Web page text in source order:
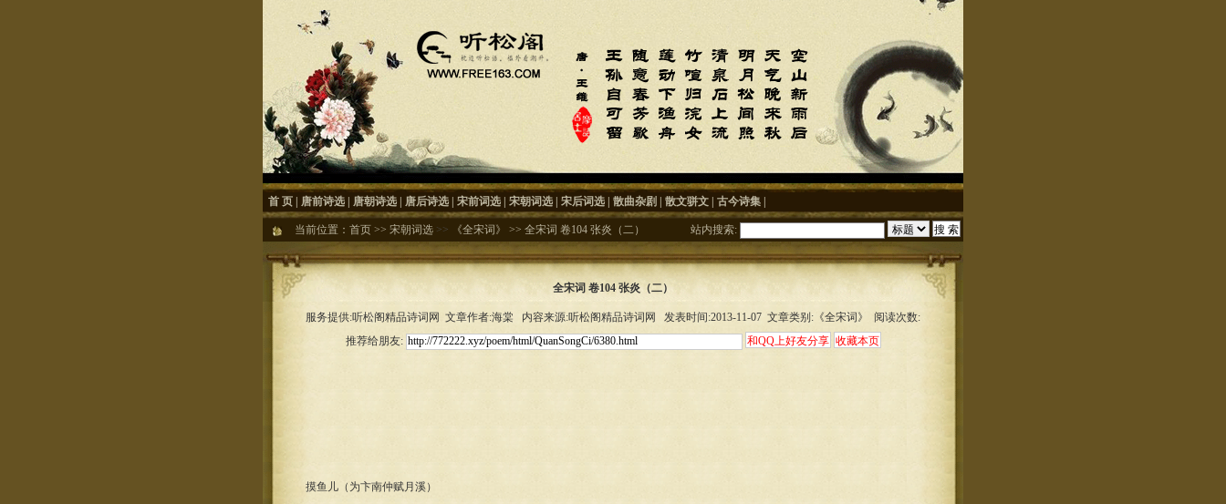
首 页 唐前诗选 唐朝诗选 唐后诗选 宋前词选 宋朝词选 宋后词选 散曲杂剧 散文骈文 古今诗集
当前位置： 首页 >> 宋朝词选 >> 《全宋词》 >> 全宋词 卷104 张炎（二） 站内搜索:
全宋词 卷104 张炎（二）
服务提供:听松阁精品诗词网 文章作者:海棠 内容来源:听松阁精品诗词网 发表时间:2013-11-07 文章类别:《全宋词》 阅读次数:
推荐给朋友:
摸鱼儿（为卞南仲赋月溪）